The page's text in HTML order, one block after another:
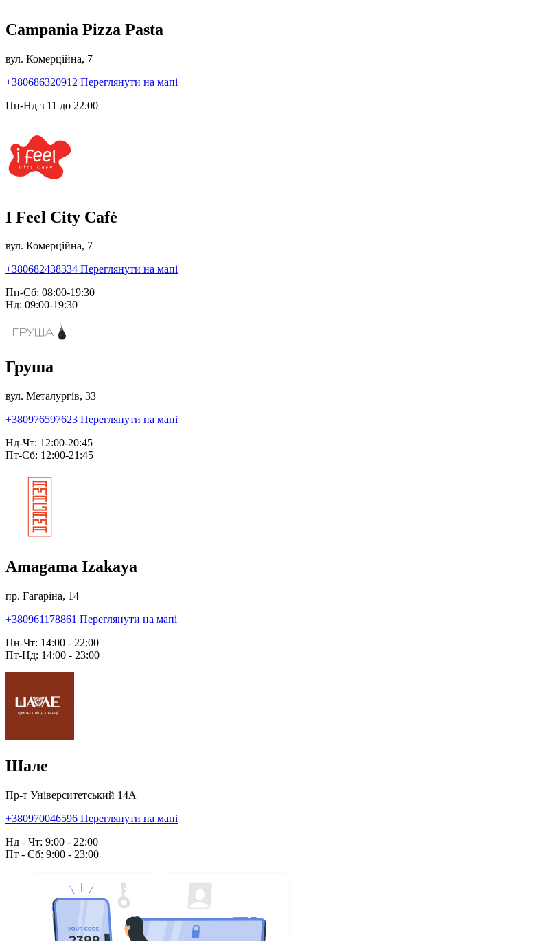
Campania Pizza Pasta
вул. Комерційна, 7
+380686320912 Переглянути на мапі
Пн-Нд з 11 до 22.00
I Feel City Café
вул. Комерційна, 7
+380682438334 Переглянути на мапі
Пн-Сб: 08:00-19:30
Нд: 09:00-19:30
Груша
вул. Металургів, 33
+380976597623 Переглянути на мапі
Нд-Чт: 12:00-20:45
Пт-Сб: 12:00-21:45
Amagama Izakaya
пр. Гагаріна, 14
+380961178861 Переглянути на мапі
Пн-Чт: 14:00 - 22:00
Пт-Нд: 14:00 - 23:00
Шале
Пр-т Університетський 14А
+380970046596 Переглянути на мапі
Нд - Чт: 9:00 - 22:00
Пт - Сб: 9:00 - 23:00